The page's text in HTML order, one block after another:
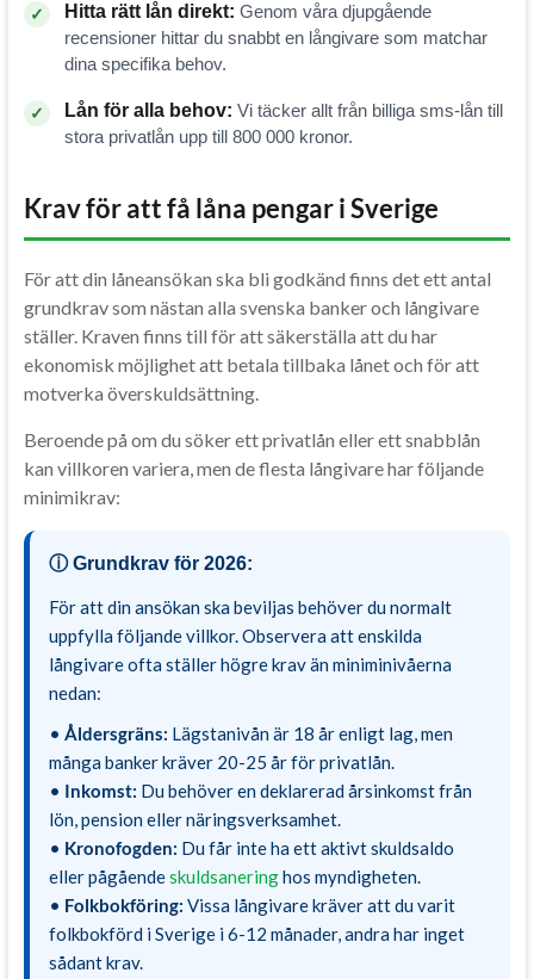
✓ Hitta rätt lån direkt: Genom våra djupgående
recensioner hittar du snabbt en långivare som matchar
dina specifika behov.
✓ Lån för alla behov: Vi täcker allt från billiga sms-lån till
stora privatlån upp till 800 000 kronor.
Krav för att få låna pengar i Sverige
För att din låneansökan ska bli godkänd finns det ett antal
grundkrav som nästan alla svenska banker och långivare
ställer. Kraven finns till för att säkerställa att du har
ekonomisk möjlighet att betala tillbaka lånet och för att
motverka överskuldsättning.
Beroende på om du söker ett privatlån eller ett snabblån
kan villkoren variera, men de flesta långivare har följande
minimikrav:
ⓘ Grundkrav för 2026:
För att din ansökan ska beviljas behöver du normalt
uppfylla följande villkor. Observera att enskilda
långivare ofta ställer högre krav än miniminivåerna
nedan:
• Åldersgräns: Lägstanivån är 18 år enligt lag, men
många banker kräver 20-25 år för privatlån.
• Inkomst: Du behöver en deklarerad årsinkomst från
lön, pension eller näringsverksamhet.
• Kronofogden: Du får inte ha ett aktivt skuldsaldo
eller pågåendeskuldsaneringhos myndigheten.
• Folkbokföring: Vissa långivare kräver att du varit
folkbokförd i Sverige i 6-12 månader, andra har inget
sådant krav.